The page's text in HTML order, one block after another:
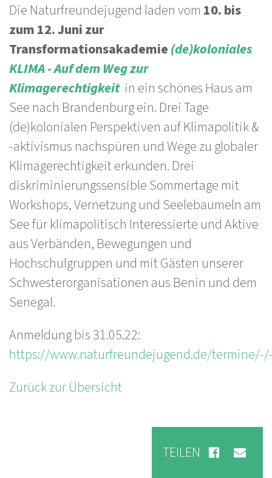
Die Naturfreundejugend laden vom 10. bis
zum 12. Juni zur
Transformationsakademie(de)koloniales
KLIMA - Auf dem Weg zur
Klimagerechtigkeit in ein schönes Haus am
See nach Brandenburg ein. Drei Tage
(de)kolonialen Perspektiven auf Klimapolitik &
-aktivismus nachspüren und Wege zu globaler
Klimagerechtigkeit erkunden. Drei
diskriminierungssensible Sommertage mit
Workshops, Vernetzung und Seelebaumeln am
See für klimapolitisch Interessierte und Aktive
aus Verbänden, Bewegungen und
Hochschulgruppen und mit Gästen unserer
Schwesterorganisationen aus Benin und dem
Senegal.
Anmeldung bis 31.05.22:
https://www.naturfreundejugend.de/
Zurück zur Übersicht
TEILEN